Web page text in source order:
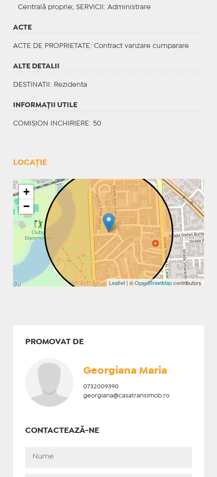
Centrală proprie; SERVICII : Administrare
ACTE
ACTE DE PROPRIETATE : Contract vanzare cumparare
ALTE DETALII
DESTINATII : Rezidenta
INFORMAŢII UTILE
COMISION INCHIRIERE: 50
LOCAȚIE
+
−
Leaflet | ©OpenStreetMapcontributors
PROMOVAT DE
Georgiana Maria
0732009390
georgiana@casatransimob.ro
CONTACTEAZĂ-NE